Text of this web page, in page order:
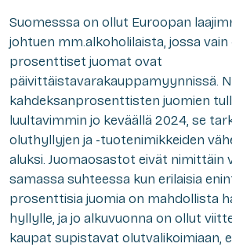
Suomesssa on ollut Euroopan
johtuen mm.alkoholilaista, jossa vain
prosenttiset juomat ovat
päivittäistavarakauppamyynnissä.
kahdeksanprosenttisten juomien
luultavimmin jo keväällä 2024, se
oluthyllyjen ja -tuotenimikkeiden
aluksi. Juomaosastot eivät nimittäin
samassa suhteessa kun erilaisia
prosenttisia juomia on mahdollista
hyllylle, ja jo alkuvuonna on ollut
kaupat supistavat olutvalikoimiaan,